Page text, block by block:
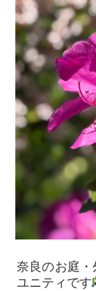
奈良のお庭
ユニティです